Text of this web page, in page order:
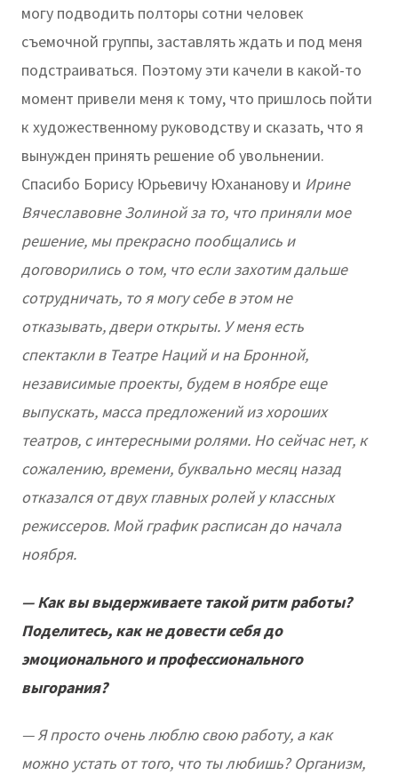
могу подводить полторы сотни человек
съемочной группы, заставлять ждать и под меня
подстраиваться. Поэтому эти качели в какой-то
момент привели меня к тому, что пришлось пойти
к художественному руководству и сказать, что я
вынужден принять решение об увольнении.
Спасибо Борису Юрьевичу Юхананову и Ирине
Вячеславовне Золиной за то, что приняли мое
решение, мы прекрасно пообщались и
договорились о том, что если захотим дальше
сотрудничать, то я могу себе в этом не
отказывать, двери открыты. У меня есть
спектакли в Театре Наций и на Бронной,
независимые проекты, будем в ноябре еще
выпускать, масса предложений из хороших
театров, с интересными ролями. Но сейчас нет, к
сожалению, времени, буквально месяц назад
отказался от двух главных ролей у классных
режиссеров. Мой график расписан до начала
ноября.
— Как вы выдерживаете такой ритм работы?
Поделитесь, как не довести себя до
эмоционального и профессионального
выгорания?
— Я просто очень люблю свою работу, а как
можно устать от того, что ты любишь? Организм,